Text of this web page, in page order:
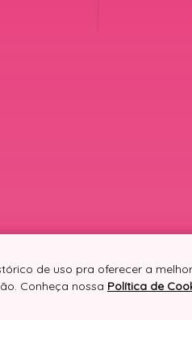
de uso pra oferecer a
Conheça nossa Política de